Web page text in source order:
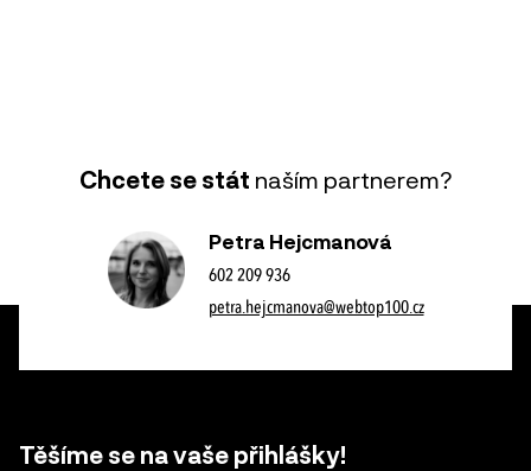
Chcete se stát naším partnerem?
Petra Hejcmanová
602 209 936
petra.hejcmanova@webtop100.cz
Těšíme se na vaše přihlášky!